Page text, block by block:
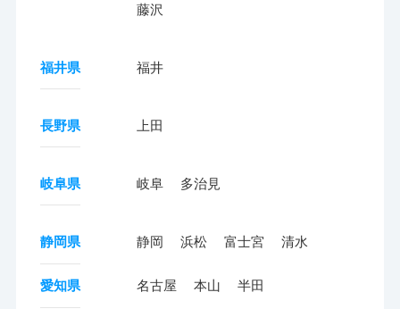
藤沢
福井県 福井
長野県 上田
岐阜県 岐阜 多治見
静岡県 静岡 浜松 富士宮 清水
愛知県 名古屋 本山 半田